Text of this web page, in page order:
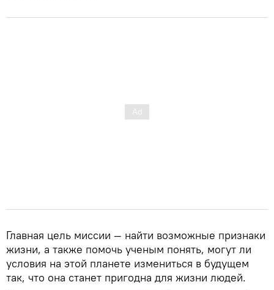
Главная цель миссии — найти возможные признаки
жизни, а также помочь ученым понять, могут ли
условия на этой планете измениться в будущем
так, что она станет пригодна для жизни людей.